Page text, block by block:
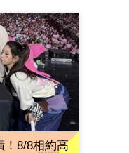
！8/8相約高